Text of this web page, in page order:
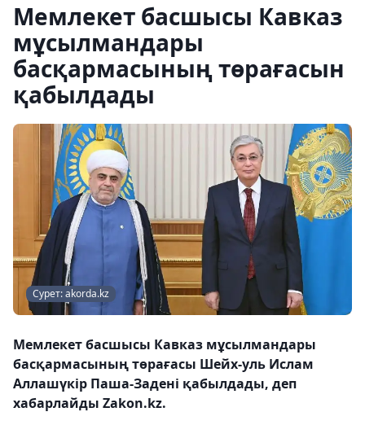
Мемлекет басшысы Кавказ
мұсылмандары
басқармасының төрағасын
қабылдады
Сурет: akorda.kz
Мемлекет басшысы Кавказ мұсылмандары
басқармасының төрағасы Шейх-уль Ислам
Аллашүкір Паша-Задені қабылдады, деп
хабарлайды Zakon.kz.